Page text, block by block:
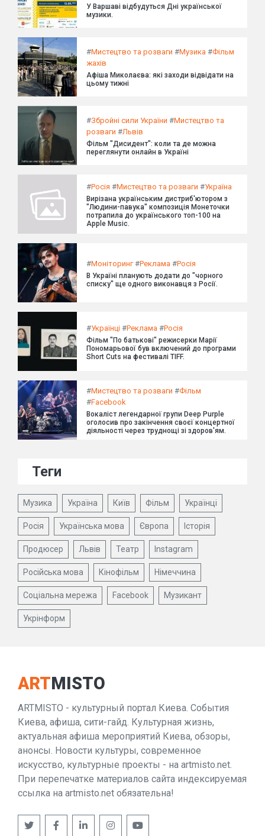
У Варшаві відбудуться Дні української
музики.
#Мистецтво та розваги #Музика #Фільм
жахів
Афіша Миколаєва: які заходи відвідати на
цьому тижні
#Збройні сили України #Мистецтво та
розваги #Львів
Фільм "Дисидент": коли та де можна
переглянути онлайн в Україні
#Росія #Мистецтво та розваги #Україна
Вирізана українським дистриб'ютором з
"Людини-павука" композиція Монеточки
потрапила до українського топ-100 на
Apple Music.
#Моніторинг#Реклама #Росія
В Україні планують додати до "чорного
списку" ще одного виконавця з Росії.
#Українці #Реклама #Росія
Фільм "По батькові" режисерки Марії
Пономарьової був включений до програми
Short Cuts на фестивалі TIFF.
#Мистецтво та розваги #Фільм
#Facebook
Вокаліст легендарної групи Deep Purple
оголосив про закінчення своєї концертної
діяльності через труднощі зі здоров'ям.
Теги
Музика Україна Київ Фільм Українці
Росія Українська мова Європа Історія
Продюсер Львів Театр Instagram
Російська мова Кінофільм Німеччина
Соціальна мережа Facebook Музикант
Укрінформ
ARTMISTO
ARTMISTO - культурный портал Киева. События
Киева, афиша, сити-гайд. Культурная жизнь,
актуальная афиша мероприятий Киева, обзоры,
анонсы. Новости культуры, современное
искусство, культурные проекты - на artmisto.net.
При перепечатке материалов сайта индексируемая
ссылка на artmisto.net обязательна!